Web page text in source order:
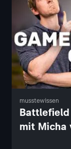
musstewissen
Battlefield
mit Micha